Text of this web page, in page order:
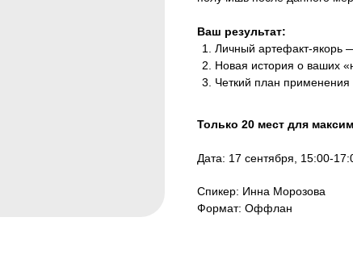
Ваш результат:
Личный артефакт-якорь
Новая история о ваших
Четкий план применения
Только 20 мест для
Дата: 17 сентября, 15:00-
Спикер: Инна Морозова
Формат: Оффлан